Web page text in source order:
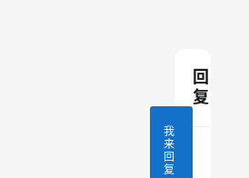
回
复
我
来
回
复